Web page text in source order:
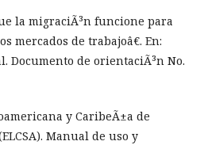
la migraciÃ³n funcione para
mercados de trabajoâ€. En:
Documento de orientaciÃ³n No.
y CaribeÃ±a de
Manual de uso y